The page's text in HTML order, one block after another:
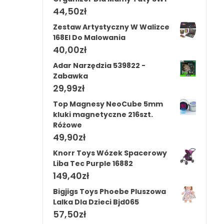
44,50zł
Zestaw Artystyczny W Walizce
168El Do Malowania
40,00zł
Adar Narzędzia 539822 -
Zabawka
29,99zł
Top Magnesy NeoCube 5mm
kluki magnetyczne 216szt.
Różowe
49,90zł
Knorr Toys Wózek Spacerowy
Liba Tec Purple 16882
149,40zł
Bigjigs Toys Phoebe Pluszowa
Lalka Dla Dzieci Bjd065
57,50zł